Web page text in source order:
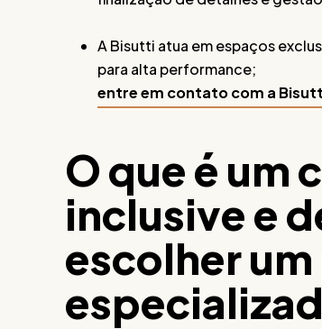
A Bisutti atua em espaços
para alta performance;
entre em contato com a
O que é um
inclusive e
escolher